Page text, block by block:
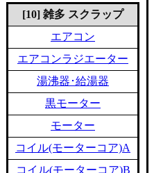
[10] 雑多 スクラップ
エアコン
エアコンラジエーター
湯沸器･給湯器
黒モーター
モーター
コイル(モーターコア)A
コイル(モーターコア)B